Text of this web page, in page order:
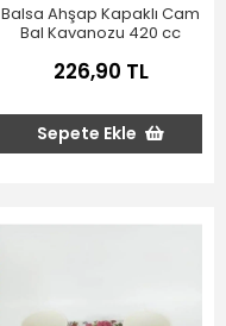
Balsa Ahşap Kapaklı Cam
Bal Kavanozu 420 cc
226,90 TL
Sepete Ekle